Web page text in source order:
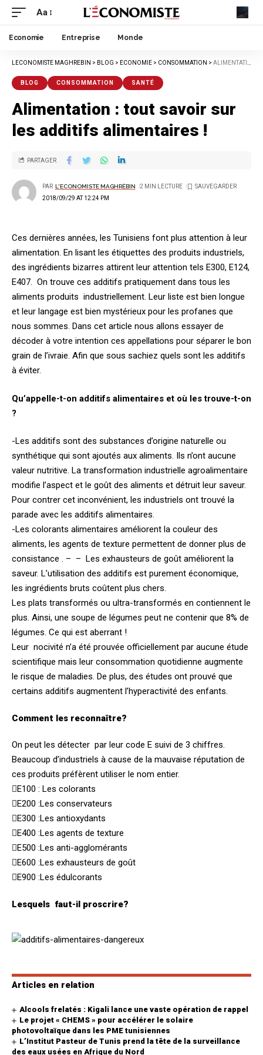
Aa
Economie Entreprise Monde
LECONOMISTE MAGHREBIN > BLOG > ECONOMIE > CONSOMMATION > ALIMENTATION : TOUT SAVOIR SUR LES ADDITIFS ALIMENTAIRES !
BLOG CONSOMMATION SANTÉ
Alimentation : tout savoir sur
les additifs alimentaires !
2018/09/29 AT 12:24 PM
PAR L'ECONOMISTE MAGHRÉBIN 2 MIN LECTURE
PARTAGER
Ces dernières années, les Tunisiens font plus attention à leur
alimentation. En lisant les étiquettes des produits industriels,
des ingrédients bizarres attirent leur attention tels E300, E124,
E407. On trouve ces additifs pratiquement dans tous les
aliments produits industriellement. Leur liste est bien longue
et leur langage est bien mystérieux pour les profanes que
nous sommes. Dans cet article nous allons essayer de
décoder à votre intention ces appellations pour séparer le bon
grain de l’ivraie. Afin que sous sachiez quels sont les additifs
à éviter.
Qu’appelle-t-on additifs alimentaires et où les trouve-t-on
?
-Les additifs sont des substances d’origine naturelle ou
synthétique qui sont ajoutés aux aliments. Ils n’ont aucune
valeur nutritive. La transformation industrielle agroalimentaire
modifie l’aspect et le goût des aliments et détruit leur saveur.
Pour contrer cet inconvénient, les industriels ont trouvé la
parade avec les additifs alimentaires.
-Les colorants alimentaires améliorent la couleur des
aliments, les agents de texture permettent de donner plus de
consistance . – – Les exhausteurs de goût améliorent la
saveur. L’utilisation des additifs est purement économique,
les ingrédients bruts coûtent plus chers.
Les plats transformés ou ultra-transformés en contiennent le
plus. Ainsi, une soupe de légumes peut ne contenir que 8% de
légumes. Ce qui est aberrant !
Leur nocivité n’a été prouvée officiellement par aucune étude
scientifique mais leur consommation quotidienne augmente
le risque de maladies. De plus, des études ont prouvé que
certains additifs augmentent l’hyperactivité des enfants.
Comment les reconnaître?
On peut les détecter par leur code E suivi de 3 chiffres.
Beaucoup d’industriels à cause de la mauvaise réputation de
ces produits préfèrent utiliser le nom entier.
E100 : Les colorants
E200 :Les conservateurs
E300 :Les antioxydants
E400 :Les agents de texture
E500 :Les anti-agglomérants
E600 :Les exhausteurs de goût
E900 :Les édulcorants
Lesquels faut-il proscrire?
Articles en relation
Alcools frelatés : Kigali lance une vaste opération de rappel
Le projet « CHEMS » pour accélérer le solaire
photovoltaïque dans les PME tunisiennes
L’Institut Pasteur de Tunis prend la tête de la surveillance
des eaux usées en Afrique du Nord